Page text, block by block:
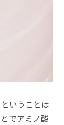
いうことは
でアミノ酸